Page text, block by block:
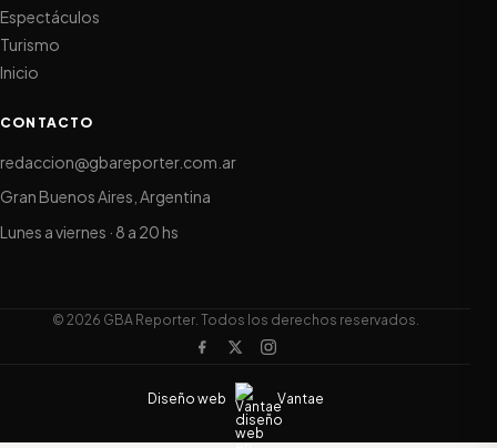
Espectáculos
Turismo
Inicio
CONTACTO
redaccion@gbareporter.com.ar
Gran Buenos Aires, Argentina
Lunes a viernes · 8 a 20 hs
© 2026 GBA Reporter. Todos los derechos reservados.
Diseño web Vantae